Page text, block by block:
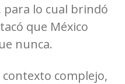
para lo cual brindó
que México
nunca.
complejo,